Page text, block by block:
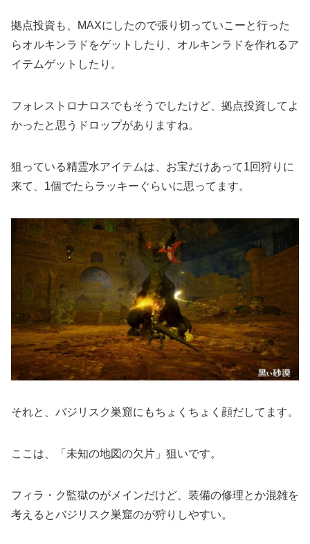
拠点投資も、MAXにしたので張り切っていこーと行った
らオルキンラドをゲットしたり、オルキンラドを作れるア
イテムゲットしたり。
フォレストロナロスでもそうでしたけど、拠点投資してよ
かったと思うドロップがありますね。
狙っている精霊水アイテムは、お宝だけあって1回狩りに
来て、1個でたらラッキーぐらいに思ってます。
それと、バジリスク巣窟にもちょくちょく顔だしてます。
ここは、「未知の地図の欠片」狙いです。
フィラ・ク監獄のがメインだけど、装備の修理とか混雑を
考えるとバジリスク巣窟のが狩りしやすい。